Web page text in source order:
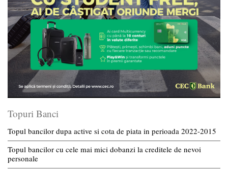
Topuri Banci
Topul bancilor dupa active si cota de piata in perioada 2022-2015
Topul bancilor cu cele mai mici dobanzi la creditele de nevoi
personale